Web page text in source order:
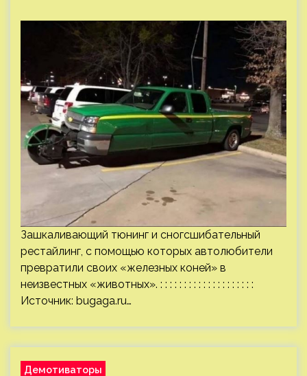
Зашкаливающий тюнинг и сногсшибательный
рестайлинг, с помощью которых автолюбители
превратили своих «железных коней» в
неизвестных «животных». : : : : : : : : : : : : : : : : : : : :
Источник: bugaga.ru…
Демотиваторы